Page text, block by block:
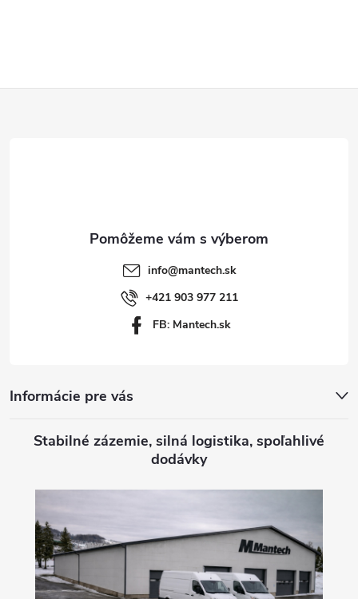
info@mantech.sk
+421 903 977 211
FB: Mantech.sk
Informácie pre vás
Stabilné zázemie, silná logistika, spoľahlivé
dodávky